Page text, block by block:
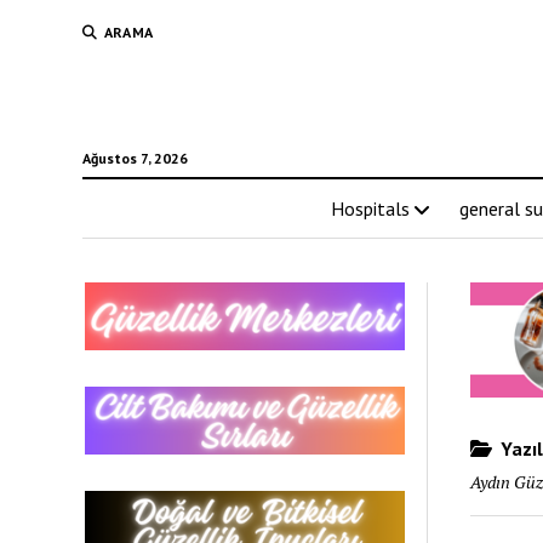
ARAMA
Ağustos 7, 2026
Hospitals general
Aydın